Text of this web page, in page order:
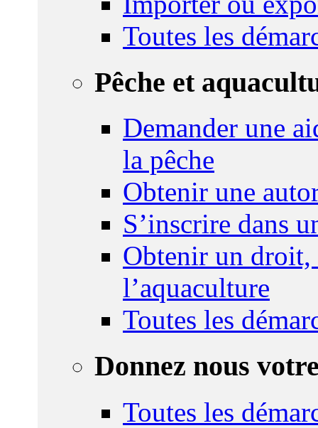
Toutes les
Pêche et
Demander une
la pêche
Obtenir une
S’inscrire dans
Obtenir un droit,
l’aquaculture
Toutes les
Donnez nous
Toutes les